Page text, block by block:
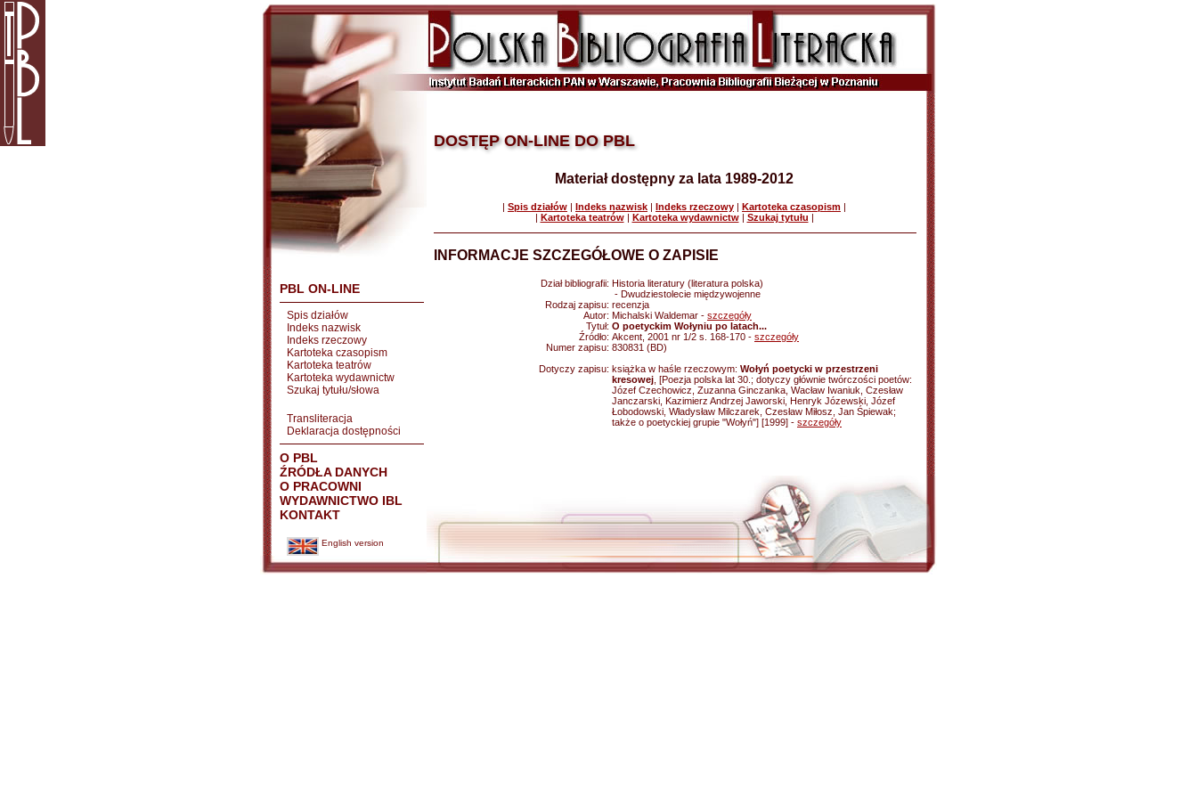
PBL ON-LINE
Spis działów
Indeks nazwisk
Indeks rzeczowy
Kartoteka czasopism
Kartoteka teatrów
Kartoteka wydawnictw
Szukaj tytułu/słowa
Transliteracja
Deklaracja dostępności
O PBL
ŹRÓDŁA DANYCH
O PRACOWNI
WYDAWNICTWO IBL
KONTAKT
English version
DOSTĘP ON-LINE DO PBL
Materiał dostępny za lata 1989-2012
| Spis działów | Indeks nazwisk | Indeks rzeczowy | Kartoteka czasopism |
| Kartoteka teatrów| Kartoteka wydawnictw| Szukaj tytułu |
INFORMACJE SZCZEGÓŁOWE O ZAPISIE
Dział bibliografii: Historia literatury (literatura polska)
- Dwudziestolecie międzywojenne
Rodzaj zapisu: recenzja
Autor: Michalski Waldemar - szczegóły
Tytuł: O poetyckim Wołyniu po latach...
Źródło: Akcent, 2001 nr 1/2 s. 168-170 - szczegóły
Numer zapisu: 830831 (BD)
Dotyczy zapisu: książka w haśle rzeczowym: Wołyń poetycki w przestrzeni
kresowej , [Poezja polska lat 30.; dotyczy głównie twórczości poetów:
Józef Czechowicz, Zuzanna Ginczanka, Wacław Iwaniuk, Czesław
Janczarski, Kazimierz Andrzej Jaworski, Henryk Józewski, Józef
Łobodowski, Władysław Milczarek, Czesław Miłosz, Jan Śpiewak;
także o poetyckiej grupie "Wołyń"] [1999] - szczegóły